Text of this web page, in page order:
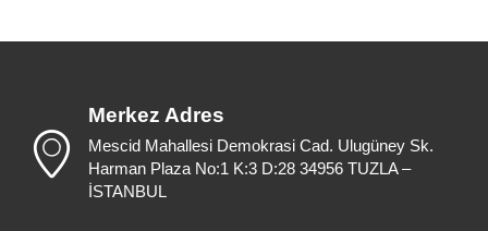
Merkez Adres
Mescid Mahallesi Demokrasi Cad. Ulugüney Sk.
Harman Plaza No:1 K:3 D:28 34956 TUZLA –
İSTANBUL